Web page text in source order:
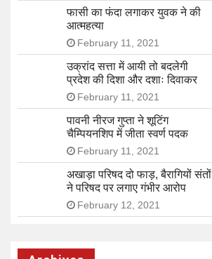
फासी का फंदा लगाकर युवक ने की
आत्महत्या
February 11, 2021
उक्रांद सत्ता में आयी तो बदलेगी
प्रदेश की दिशा और दशाः दिवाकर
February 11, 2021
पावनी नीरज गुप्ता ने शूटिंग
चैम्पियनशिप में जीता स्वर्ण पदक
February 11, 2021
अखाड़ा परिषद दो फाड़, बैरागियों संतों
ने परिषद पर लगाए गंभीर आरोप
February 12, 2021